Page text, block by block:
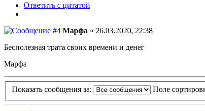
Ответить с цитатой
−
Марфа » 26.03.2020, 22:38
Бесполезная трата своих времени и денег
Марфа
Показать сообщения за: Поле